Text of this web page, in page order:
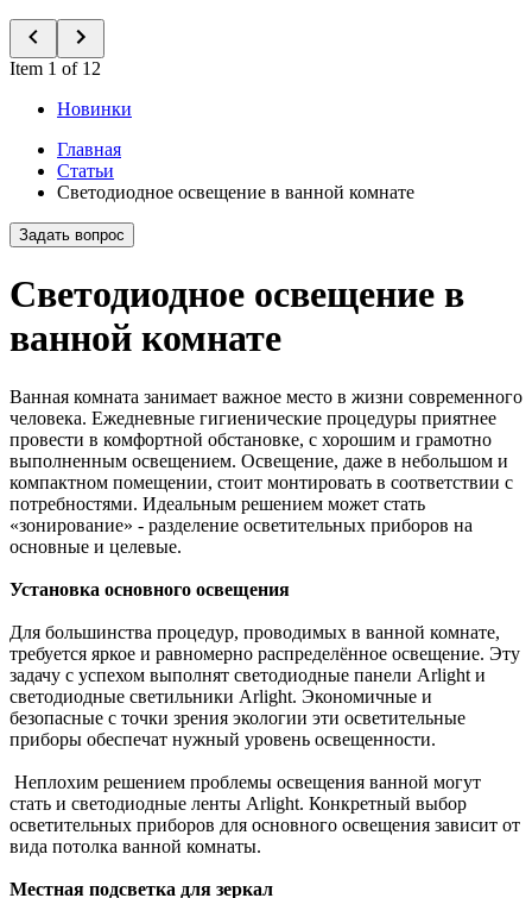
Item 1 of 12
Новинки
Главная
Статьи
Светодиодное освещение в ванной комнате
Задать вопрос
Светодиодное освещение в
ванной комнате
Ванная комната занимает важное место в жизни современного
человека. Ежедневные гигиенические процедуры приятнее
провести в комфортной обстановке, с хорошим и грамотно
выполненным освещением. Освещение, даже в небольшом и
компактном помещении, стоит монтировать в соответствии с
потребностями. Идеальным решением может стать
«зонирование» - разделение осветительных приборов на
основные и целевые.
Установка основного освещения
Для большинства процедур, проводимых в ванной комнате,
требуется яркое и равномерно распределённое освещение. Эту
задачу с успехом выполнят светодиодные панели Arlight и
светодиодные светильники Arlight. Экономичные и
безопасные с точки зрения экологии эти осветительные
приборы обеспечат нужный уровень освещенности.
Неплохим решением проблемы освещения ванной могут
стать и светодиодные ленты Arlight. Конкретный выбор
осветительных приборов для основного освещения зависит от
вида потолка ванной комнаты.
Местная подсветка для зеркал